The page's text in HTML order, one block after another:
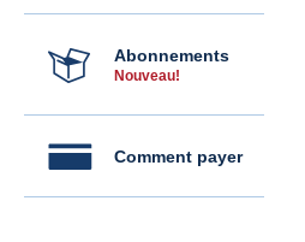
Abonnements
Nouveau!
Comment payer